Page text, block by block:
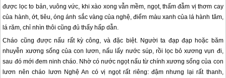
được lọc to bản, vuông vức, khi xào xong vẫn mềm, ngọt, thấm đẫm vị thơm cay
của hành, ớt, tiêu, óng ánh sắc vàng của nghệ, điểm màu xanh của lá hành tăm,
lá răm, chỉ nhìn thôi cũng đủ thấy hấp dẫn.
Cháo cũng được nấu rất kỳ công, và đặc biệt. Người ta đạp đạp hoặc băm
nhuyễn xương sống của con lươn, nấu lấy nước súp, rồi lọc bỏ xương vụn đi,
sau đó mới đem ninh cháo. Nhờ có nước ngọt nấu từ chính xương sống của con
lươn nên cháo lươn Nghệ An có vị ngọt rất riêng: đậm nhưng lại rất thanh,